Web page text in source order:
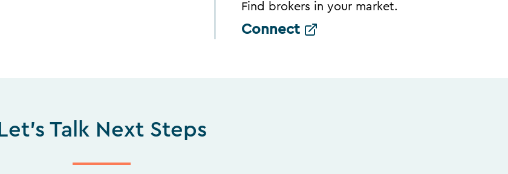
Find brokers in your market.
Connect
Let's Talk Next Steps